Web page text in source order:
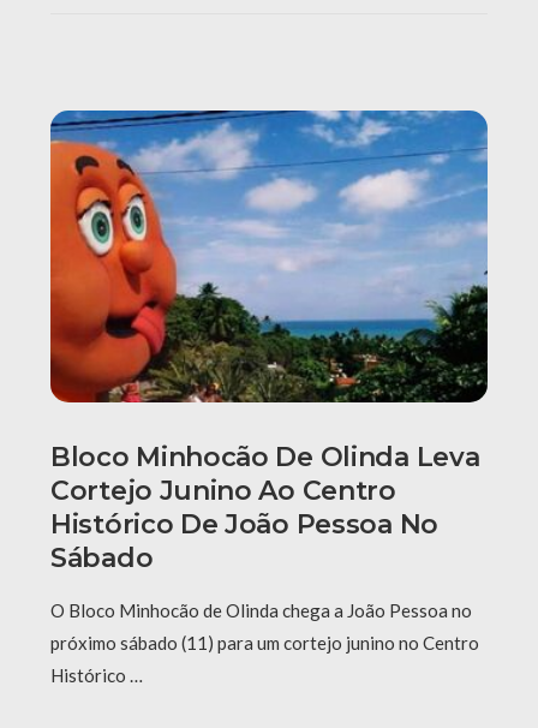
Bloco Minhocão De Olinda Leva
Cortejo Junino Ao Centro
Histórico De João Pessoa No
Sábado
O Bloco Minhocão de Olinda chega a João Pessoa no
próximo sábado (11) para um cortejo junino no Centro
Histórico …